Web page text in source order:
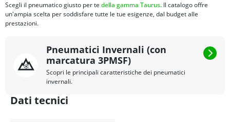
Scegli il pneumatico giusto per te della gamma Taurus. Il catalogo offre
un'ampia scelta per soddisfare tutte le tue esigenze, dal budget alle
prestazioni.
Pneumatici Invernali (con
marcatura 3PMSF)
Scopri le principali caratteristiche dei pneumatici
invernali.
Dati tecnici